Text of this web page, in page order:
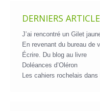
DERNIERS
J’ai rencontré un Gilet
En revenant du bureau de
Écrire. Du blog au livre
Doléances d’Oléron
Les cahiers rochelais